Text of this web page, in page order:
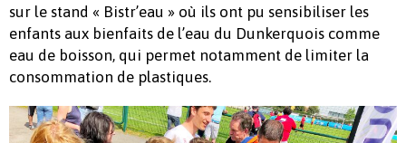
sur le stand « Bistr’eau » où ils ont pu sensibiliser les
enfants aux bienfaits de l’eau du Dunkerquois comme
eau de boisson, qui permet notamment de limiter la
consommation de plastiques.